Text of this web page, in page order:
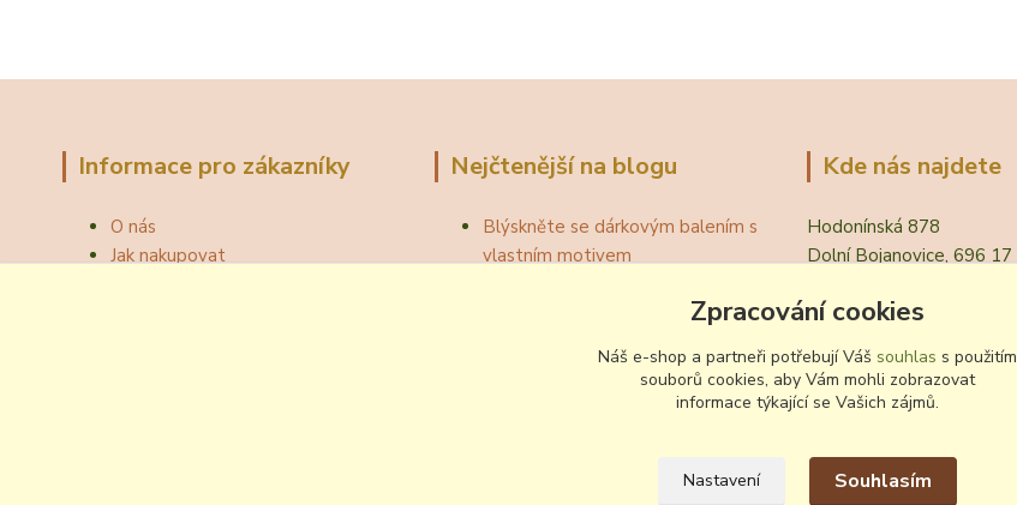
Informace pro zákazníky
O nás
Jak nakupovat
Nejčtenější na blogu
Blýskněte se dárkovým balením s
vlastním motivem
Jak otevřít víno bez vývrtky?
Národní zvyklosti pití vína
Odzátkování a nalévání vína
Kde nás najdete
Hodonínská 878
Dolní Bojanovice, 696 17
Zpracování cookies
Náš e-shop a partneři potřebují Váš souhlas s použitím
souborů cookies, aby Vám mohli zobrazovat
informace týkající se Vašich zájmů.
Nastavení Souhlasím